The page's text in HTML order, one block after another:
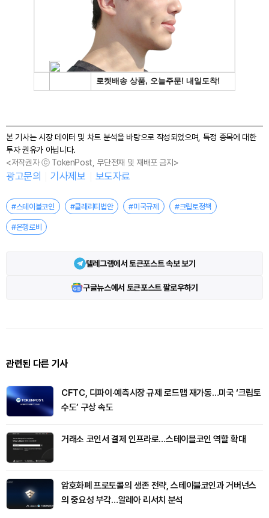
본 기사는 시장 데이터 및 차트 분석을 바탕으로 작성되었으며, 특정 종목에 대한
투자 권유가 아닙니다.
<저작권자 ⓒ TokenPost, 무단전재 및 재배포 금지>
광고문의 기사제보 보도자료
#스테이블코인 #클래리티법안 #미국규제 #크립토정책
#은행로비
텔레그램에서 토큰포스트 속보 보기
구글뉴스에서 토큰포스트 팔로우하기
관련된 다른 기사
CFTC, 디파이·예측시장 규제 로드맵 재가동…미국 ‘크립토
수도’ 구상 속도
거래소 코인서 결제 인프라로…스테이블코인 역할 확대
암호화폐 프로토콜의 생존 전략, 스테이블코인과 거버넌스
의 중요성 부각…알레아 리서치 분석